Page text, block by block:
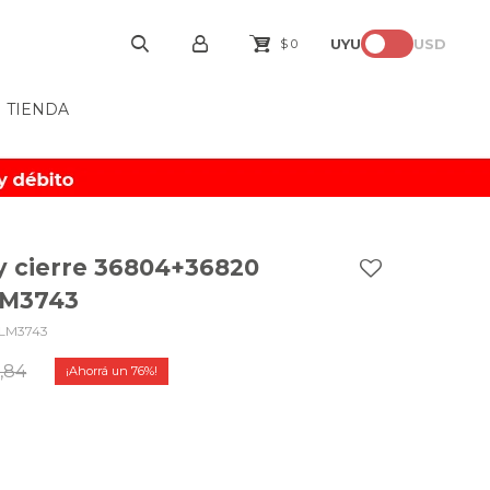
TIENDA
$ 0 UYU USD
cierre 36804+36820
76